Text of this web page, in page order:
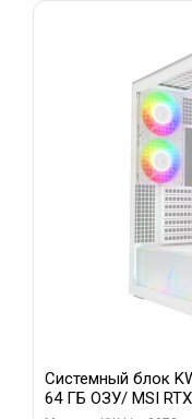
Системный блок
64 ГБ ОЗУ/ MSI